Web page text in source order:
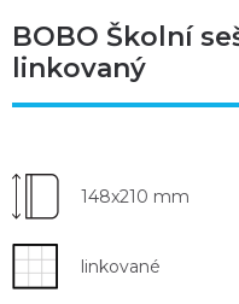
BOBO Školní
linkovaný
148x210 mm
linkované